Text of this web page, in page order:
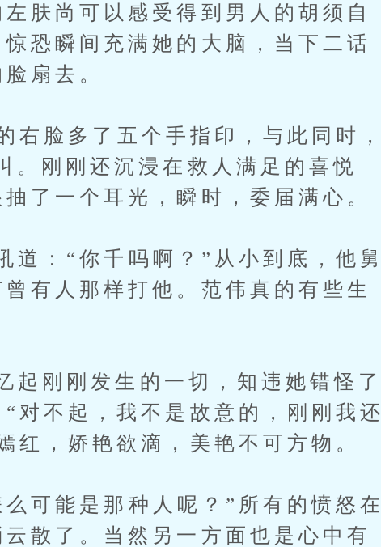
肤尚可以感受得到男人的胡须自
恐瞬间充满她的大脑，当下二话
扇去。
脸多了五个手指印，与此同时，
。刚刚还沉浸在救人满足的喜悦
了一个耳光，瞬时，委届满心。
：“你千吗啊？”从小到底，他舅
有人那样打他。范伟真的有些生
刚刚发生的一切，知违她错怪了
对不起，我不是故意的，刚刚我还
红，娇艳欲滴，美艳不可方物。
可能是那种人呢？”所有的愤怒在
散了。当然另一方面也是心中有